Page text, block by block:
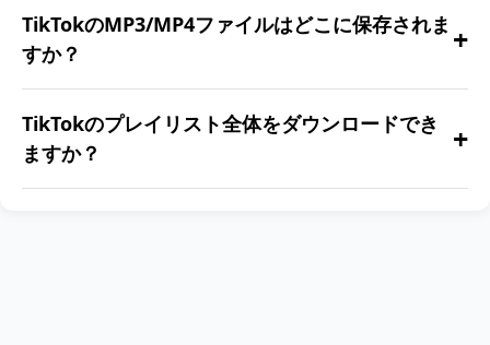
いいえ。すべてのダウンロードは匿名で処理さ
れ、保存されません。
TikTokのMP3/MP4ファイルはどこに保存されま
すか？
+
お使いのデバイスのデフォルトのダウンロードフ
ォルダに保存されます。
TikTokのプレイリスト全体をダウンロードでき
ますか？
+